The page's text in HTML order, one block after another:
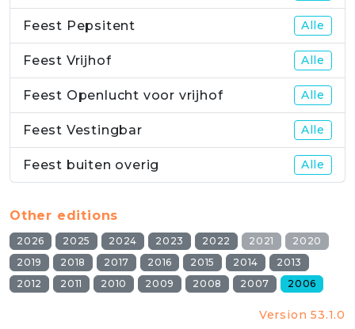
Feest Pepsitent Alle
Feest Vrijhof Alle
Feest Openlucht voor vrijhof Alle
Feest Vestingbar Alle
Feest buiten overig Alle
Other editions
2026 2025 2024 2023 2022 2021
2020
2019
2018 2017 2016 2015 2014
2013
2012
2011 2010 2009 2008 2007 2006
Version 53.1.0